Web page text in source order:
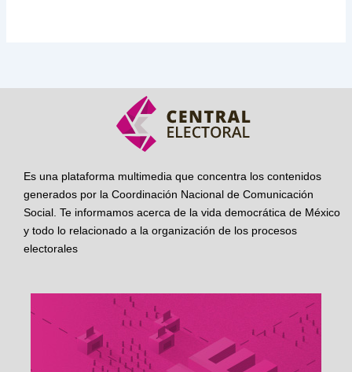
Es una plataforma multimedia que concentra los contenidos
generados por la Coordinación Nacional de Comunicación
Social. Te informamos acerca de la vida democrática de México
y todo lo relacionado a la organización de los procesos
electorales